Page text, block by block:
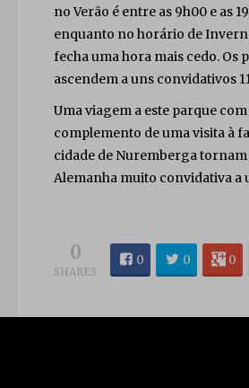
no Verão é entre as 9h00 e as
enquanto no horário de
fecha uma hora mais cedo. Os
ascendem a uns convidativos
Uma viagem a este parque com
complemento de uma visita à
cidade de Nuremberga tornam
Alemanha muito convidativa a
0
SHARES
0 0 0